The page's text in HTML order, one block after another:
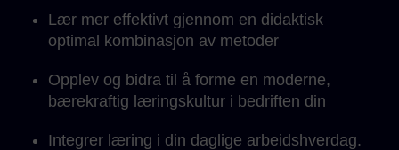
Lær mer effektivt gjennom en didaktisk
optimal kombinasjon av metoder
Opplev og bidra til å forme en moderne,
bærekraftig læringskultur i bedriften din
Integrer læring i din daglige arbeidshverdag.